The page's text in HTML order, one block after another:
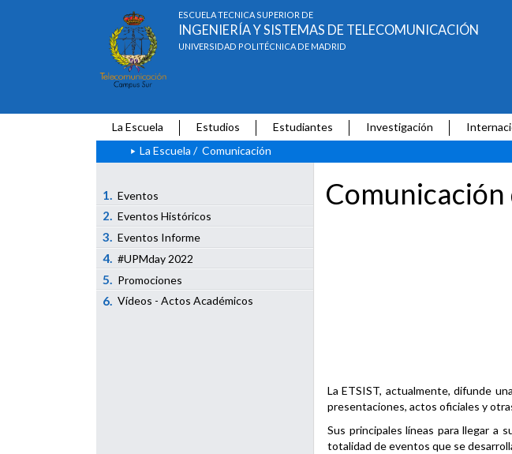
ESCUELA TÉCNICA SUPERIOR DE
INGENIERÍA Y SISTEMAS DE TELECOMUNICACIÓN
UNIVERSIDAD POLITÉCNICA DE MADRID
La Escuela Estudios Estudiantes Investigación
La Escuela / Comunicación
1. Eventos
2. Eventos Históricos
3. Eventos Informe
4. #UPMday 2022
5. Promociones
6. Vídeos - Actos Académicos
Comunicación
La ETSIST, actualmente, difunde
presentaciones, actos oficiales y
Sus principales líneas para llegar a
totalidad de eventos que se